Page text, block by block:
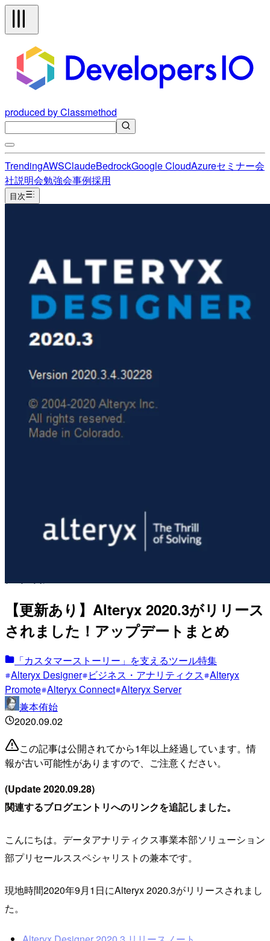
produced by Classmethod
TrendingAWSClaudeBedrockGoogle CloudAzureセミナー会
社説明会勉強会事例採用
目次
【更新あり】Alteryx 2020.3がリリース
されました！アップデートまとめ
「カスタマーストーリー」を支えるツール特集
Alteryx Designer ビジネス・アナリティクス Alteryx
Promote Alteryx Connect Alteryx Server
兼本侑始
2020.09.02
この記事は公開されてから1年以上経過しています。情
報が古い可能性がありますので、ご注意ください。
(Update 2020.09.28)
関連するブログエントリへのリンクを追記しました。
こんにちは。データアナリティクス事業本部ソリューション
部プリセールススペシャリストの兼本です。
現地時間2020年9月1日にAlteryx 2020.3がリリースされまし
た。